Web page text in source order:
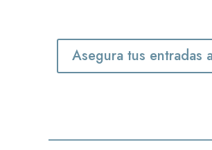
Asegura tus entradas